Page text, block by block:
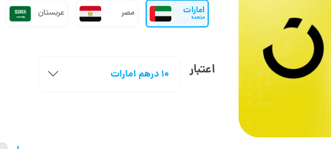
امارات
متحده مصر عربستان
اعتبار 10 درهم امارات